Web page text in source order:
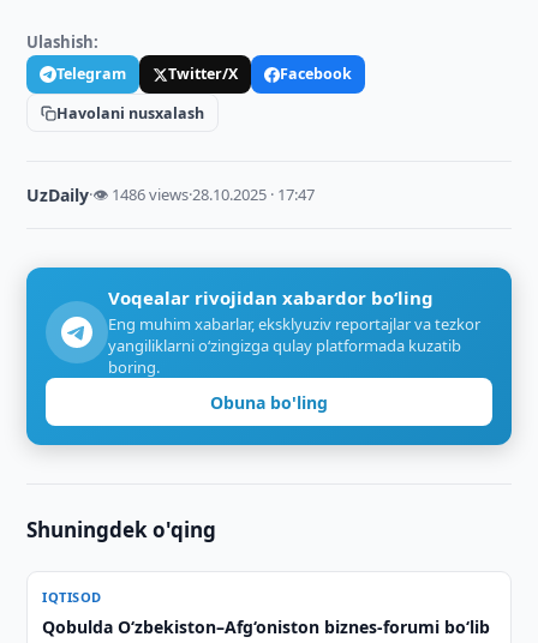
Ulashish:
Telegram Twitter/X
Facebook
Havolani nusxalash
UzDaily·👁 1486 views·28.10.2025 · 17:47
Voqealar rivojidan xabardor bo‘ling
Eng muhim xabarlar, eksklyuziv reportajlar va tezkor
yangiliklarni o‘zingizga qulay platformada kuzatib
boring.
Obuna bo'ling
Shuningdek o'qing
IQTISOD
Qobulda O‘zbekiston–Afg‘oniston biznes-forumi bo‘lib